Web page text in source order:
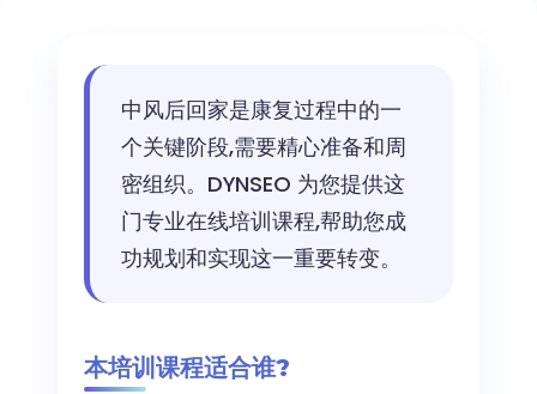
数
中风后回家是康复过程中的一
个关键阶段,需要精心准备和周
密组织。DYNSEO 为您提供这
门专业在线培训课程,帮助您成
功规划和实现这一重要转变。
本培训课程适合谁?